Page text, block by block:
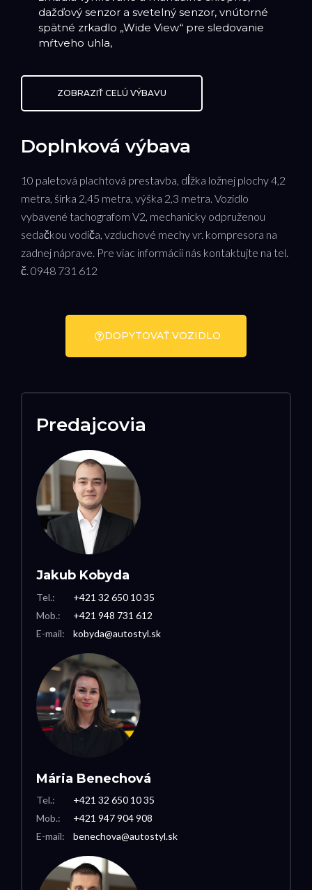
dažďový senzor a svetelný senzor, vnútorné
spätné zrkadlo „Wide View“ pre sledovanie
mŕtveho uhla,
ZOBRAZIŤ CELÚ VÝBAVU
Doplnková výbava
10 paletová plachtová prestavba, dĺžka ložnej plochy 4,2
metra, šírka 2,45 metra, výška 2,3 metra. Vozidlo
vybavené tachografom V2, mechanicky odpruženou
sedačkou vodiča, vzduchové mechy vr. kompresora na
zadnej náprave. Pre viac informácii nás kontaktujte na tel.
č. 0948 731 612
DOPYTOVAŤ VOZIDLO
Predajcovia
Jakub Kobyda
Tel.:
Mob.:
E-mail:
+421 32 650 10 35
+421 948 731 612
kobyda@autostyl.sk
Mária Benechová
Tel.:
Mob.:
E-mail:
+421 32 650 10 35
+421 947 904 908
benechova@autostyl.sk